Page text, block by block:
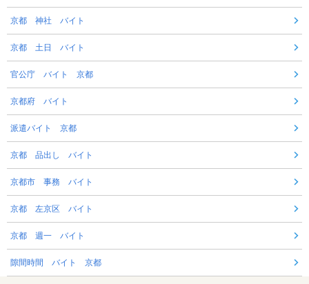
京都 神社 バイト
京都 土日 バイト
官公庁 バイト 京都
京都府 バイト
派遣バイト 京都
京都 品出し バイト
京都市 事務 バイト
京都 左京区 バイト
京都 週一 バイト
隙間時間 バイト 京都